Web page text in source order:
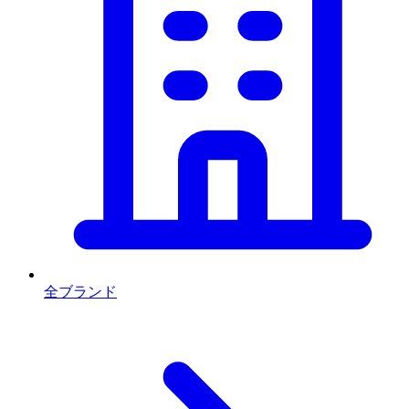
全ブランド